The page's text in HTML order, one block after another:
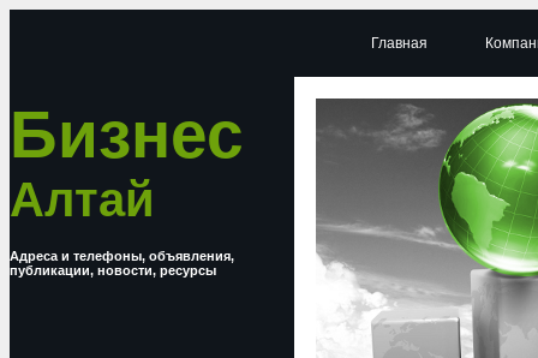
Бизнес
Алтай
Адреса и телефоны, объявления,
публикации, новости, ресурсы
Главная